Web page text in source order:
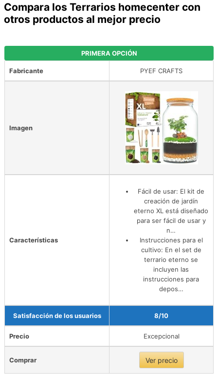
Compara los Terrarios homecenter con
otros productos al mejor precio
PRIMERA OPCIÓN
Fabricante PYEF CRAFTS
Imagen
Características
Fácil de usar: El kit de
creación de jardín
eterno XL está diseñado
para ser fácil de usar y
n…
Instrucciones para el
cultivo: En el set de
terrario eterno se
incluyen las
instrucciones para
depos…
Satisfacción de los usuarios 8/10
Precio Excepcional
Comprar Ver precio